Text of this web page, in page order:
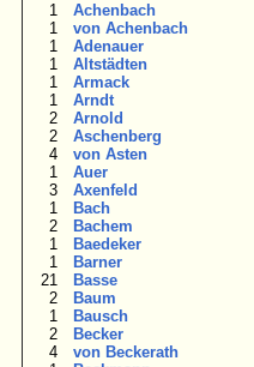
1
Achenbach
1
von Achenbach
1
Adenauer
1
Altstädten
1
Armack
1
Arndt
2
Arnold
2
Aschenberg
4
von Asten
1
Auer
3
Axenfeld
1
Bach
2
Bachem
1
Baedeker
1
Barner
21
Basse
2
Baum
1
Bausch
2
Becker
4
von Beckerath